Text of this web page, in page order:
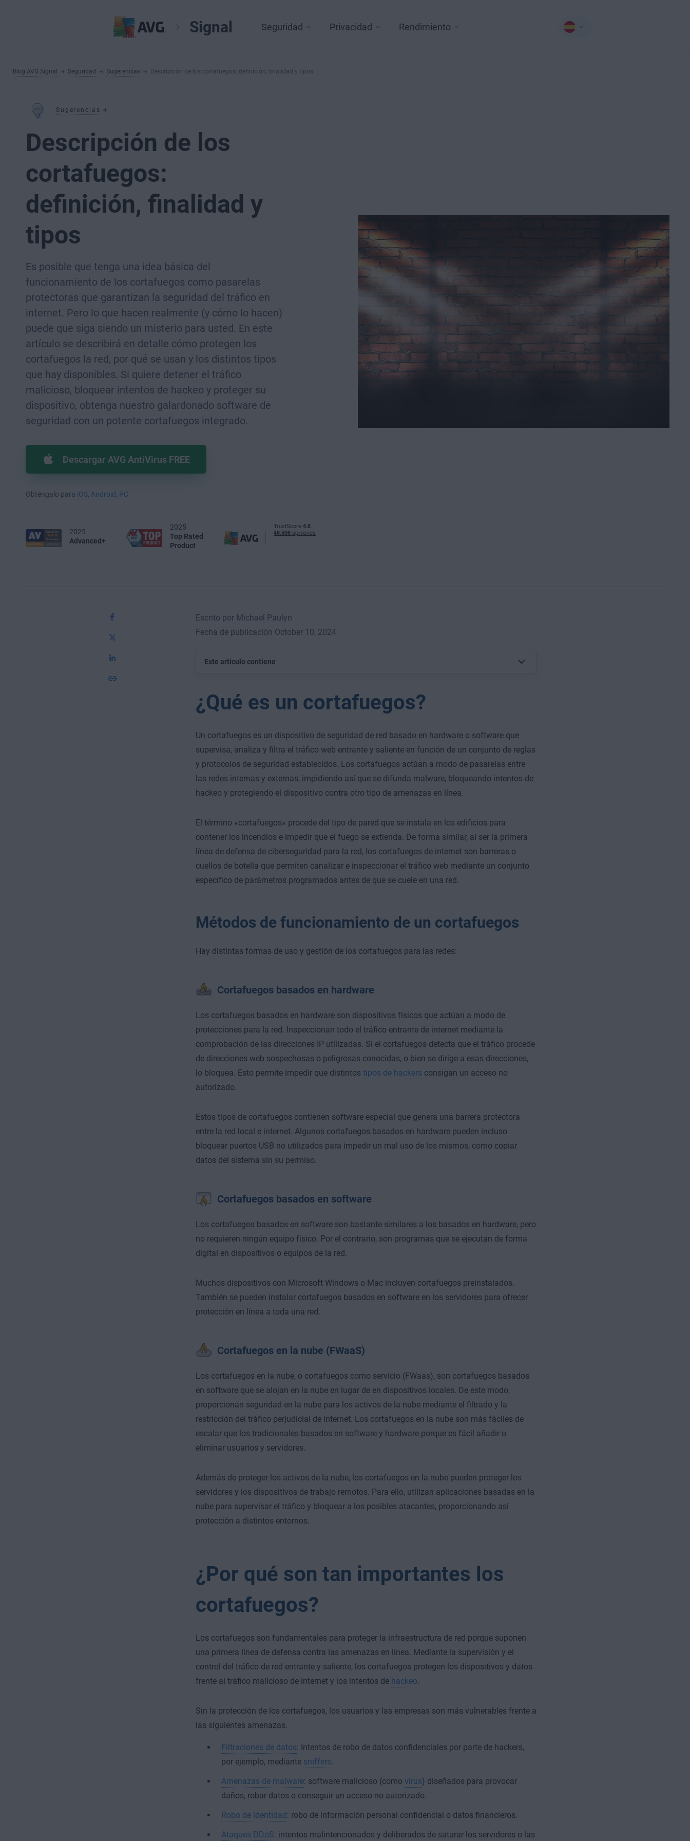
Signal Seguridad Privacidad Rendimiento
Blog AVG Signal Seguridad Sugerencias Descripción de los cortafuegos: definición, finalidad y tipos
Sugerencias
Descripción de los
cortafuegos:
definición, finalidad y
tipos
Es posible que tenga una idea básica del
funcionamiento de los cortafuegos como pasarelas
protectoras que garantizan la seguridad del tráfico en
internet. Pero lo que hacen realmente (y cómo lo hacen)
puede que siga siendo un misterio para usted. En este
artículo se describirá en detalle cómo protegen los
cortafuegos la red, por qué se usan y los distintos tipos
que hay disponibles. Si quiere detener el tráfico
malicioso, bloquear intentos de hackeo y proteger su
dispositivo, obtenga nuestro galardonado software de
seguridad con un potente cortafuegos integrado.
Descargar AVG AntiVirus FREE
Obténgalo para iOS Android PC
2025
Advanced+
2025
Top Rated
Product
Escrito por Michael Paulyn
Fecha de publicación October 10, 2024
Este artículo contiene
¿Qué es un cortafuegos?
Un cortafuegos es un dispositivo de seguridad de red basado en hardware o software que
supervisa, analiza y filtra el tráfico web entrante y saliente en función de un conjunto de reglas
y protocolos de seguridad establecidos. Los cortafuegos actúan a modo de pasarelas entre
las redes internas y externas, impidiendo así que se difunda malware, bloqueando intentos de
hackeo y protegiendo el dispositivo contra otro tipo de amenazas en línea.
El término «cortafuegos» procede del tipo de pared que se instala en los edificios para
contener los incendios e impedir que el fuego se extienda. De forma similar, al ser la primera
línea de defensa de ciberseguridad para la red, los cortafuegos de internet son barreras o
cuellos de botella que permiten canalizar e inspeccionar el tráfico web mediante un conjunto
específico de parámetros programados antes de que se cuele en una red.
Métodos de funcionamiento de un cortafuegos
Hay distintas formas de uso y gestión de los cortafuegos para las redes:
Cortafuegos basados en hardware
Los cortafuegos basados en hardware son dispositivos físicos que actúan a modo de
protecciones para la red. Inspeccionan todo el tráfico entrante de internet mediante la
comprobación de las direcciones IP utilizadas. Si el cortafuegos detecta que el tráfico procede
de direcciones web sospechosas o peligrosas conocidas, o bien se dirige a esas direcciones,
lo bloquea. Esto permite impedir que distintos tipos de hackers consigan un acceso no
autorizado.
Estos tipos de cortafuegos contienen software especial que genera una barrera protectora
entre la red local e internet. Algunos cortafuegos basados en hardware pueden incluso
bloquear puertos USB no utilizados para impedir un mal uso de los mismos, como copiar
datos del sistema sin su permiso.
Cortafuegos basados en software
Los cortafuegos basados en software son bastante similares a los basados en hardware, pero
no requieren ningún equipo físico. Por el contrario, son programas que se ejecutan de forma
digital en dispositivos o equipos de la red.
Muchos dispositivos con Microsoft Windows o Mac incluyen cortafuegos preinstalados.
También se pueden instalar cortafuegos basados en software en los servidores para ofrecer
protección en línea a toda una red.
Cortafuegos en la nube (FWaaS)
Los cortafuegos en la nube, o cortafuegos como servicio (FWaas), son cortafuegos basados
en software que se alojan en la nube en lugar de en dispositivos locales. De este modo,
proporcionan seguridad en la nubepara los activos de la nube mediante el filtrado y la
restricción del tráfico perjudicial de internet. Los cortafuegos en la nube son más fáciles de
escalar que los tradicionales basados en software y hardware porque es fácil añadir o
eliminar usuarios y servidores.
Además de proteger los activos de la nube, los cortafuegos en la nube pueden proteger los
servidores y los dispositivos de trabajo remotos. Para ello, utilizan aplicaciones basadas en la
nube para supervisar el tráfico y bloquear a los posibles atacantes, proporcionando así
protección a distintos entornos.
¿Por qué son tan importantes los
cortafuegos?
Los cortafuegos son fundamentales para proteger la infraestructura de red porque suponen
una primera línea de defensa contra las amenazas en línea. Mediante la supervisión y el
control del tráfico de red entrante y saliente, los cortafuegos protegen los dispositivos y datos
frente al tráfico malicioso de internet y los intentos de hackeo.
Sin la protección de los cortafuegos, los usuarios y las empresas son más vulnerables frente a
las siguientes amenazas.
Filtraciones de datos: Intentos de robo de datos confidenciales por parte de hackers,
por ejemplo, mediante sniffers.
Amenazas de malware: software malicioso (como virus) diseñados para provocar
daños, robar datos o conseguir un acceso no autorizado.
Robo de identidad: robo de información personal confidencial o datos financieros.
Ataques DDoS: intentos malintencionados y deliberados de saturar los servidores o las